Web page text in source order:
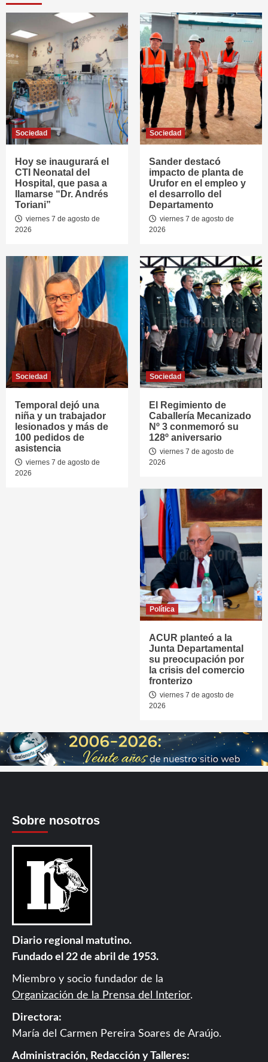
Sociedad
Hoy se inaugurará el
CTI Neonatal del
Hospital, que pasa a
llamarse “Dr. Andrés
Toriani”
viernes 7 de agosto de
2026
Sociedad
Sander destacó
impacto de planta de
Urufor en el empleo y
el desarrollo del
Departamento
viernes 7 de agosto de
2026
Sociedad
Temporal dejó una
niña y un trabajador
lesionados y más de
100 pedidos de
asistencia
viernes 7 de agosto de
2026
Sociedad
El Regimiento de
Caballería Mecanizado
Nº 3 conmemoró su
128º aniversario
viernes 7 de agosto de
2026
Política
ACUR planteó a la
Junta Departamental
su preocupación por
la crisis del comercio
fronterizo
viernes 7 de agosto de
2026
Sobre nosotros
Diario regional matutino.
Fundado el 22 de abril de 1953.
Miembro y socio fundador de la
Organización de la Prensa del Interior.
Directora:
María del Carmen Pereira Soares de Araújo.
Administración, Redacción y Talleres: